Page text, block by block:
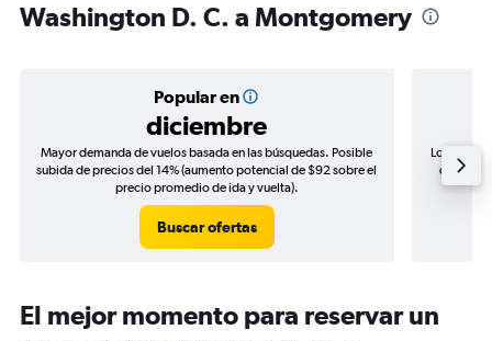
Washington D. C. a Montgomery
Popular en
diciembre
Mayor demanda de vuelos basada en las búsquedas. Posible
subida de precios del 14% (aumento potencial de $92 sobre el
precio promedio de ida y vuelta).
Buscar ofertas
Los
de
El mejor momento para reservar un